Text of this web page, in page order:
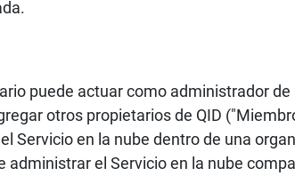
puede actuar como administrador de
otros propietarios de QID
Servicio en la nube dentro de una
administrar el Servicio en la nube